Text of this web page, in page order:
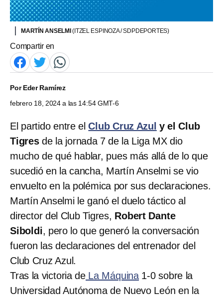
MARTÍN ANSELMI(ITZEL ESPINOZA / SDPDEPORTES)
Compartir en
PorEder Ramírez
febrero 18, 2024 a las 14:54 GMT-6
El partido entre el Club Cruz Azul y el Club
Tigresde la jornada 7 de la Liga MX dio
mucho de qué hablar, pues más allá de lo que
sucedió en la cancha, Martín Anselmi se vio
envuelto en la polémica por sus declaraciones.
Martín Anselmi le ganó el duelo táctico al
director del Club Tigres, Robert Dante
Siboldi, pero lo que generó la conversación
fueron las declaraciones del entrenador del
Club Cruz Azul.
Tras la victoria de La Máquina 1-0 sobre la
Universidad Autónoma de Nuevo León en la